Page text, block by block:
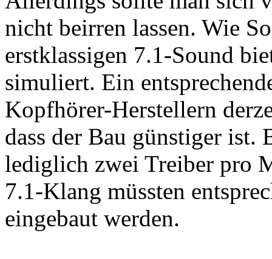
nicht beirren lassen. Wie
erstklassigen 7.1-Sound
simuliert. Ein
Kopfhörer-Herstellern
dass der Bau günstiger ist.
lediglich zwei Treiber pro
7.1-Klang müssten
eingebaut werden.